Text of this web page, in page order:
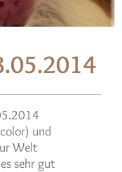
und
Welt
sehr gut